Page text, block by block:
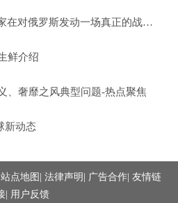
俄国防部长：“西方国家在对俄罗斯发动一场真正的战争”-焦点资讯
鲜介绍
、奢靡之风典型问题-热点聚焦
新动态
站点地图 法律声明 广告合作| 友情链
| 用户反馈